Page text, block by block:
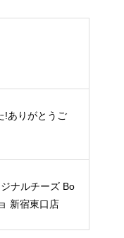
!ありがとうご
ナルチーズ Bo
新宿東口店